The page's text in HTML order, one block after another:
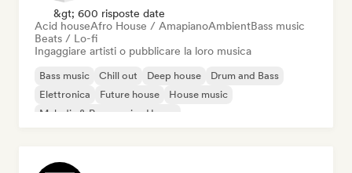
&gt; 600 risposte date
Acid houseAfro House / AmapianoAmbientBass music
Beats / Lo-fi
Ingaggiare artisti o pubblicare la loro musica
Bass music Chill out Deep house
Drum and Bass
Elettronica
Future house
House music
Melodic & Progressive House